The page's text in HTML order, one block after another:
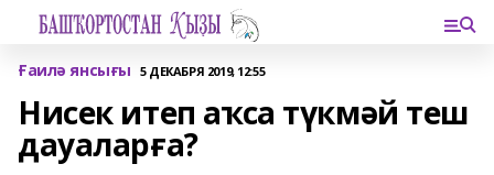
Ғаилә янсығы 5 ДЕКАБРЯ 2019, 12:55
Нисек итеп аҡса түкмәй теш
дауаларға?